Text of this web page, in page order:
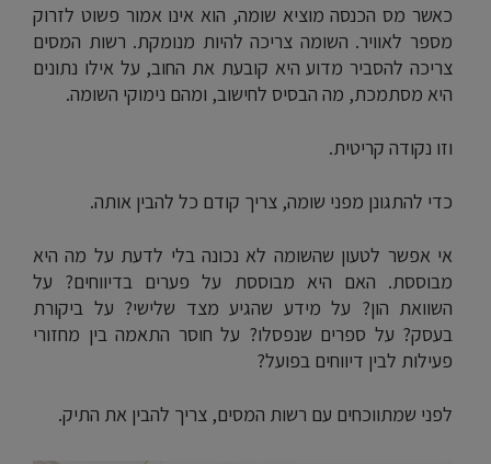
כאשר מס הכנסה מוציא שומה, הוא אינו אמור פשוט לזרוק
מספר לאוויר. השומה צריכה להיות מנומקת. רשות המסים
צריכה להסביר מדוע היא קובעת את החוב, על אילו נתונים
היא מסתמכת, מה הבסיס לחישוב, ומהם נימוקי השומה.
וזו נקודה קריטית.
כדי להתגונן מפני שומה, צריך קודם כל להבין אותה.
אי אפשר לטעון שהשומה לא נכונה בלי לדעת על מה היא
מבוססת. האם היא מבוססת על פערים בדיווחים? על
השוואת הון? על מידע שהגיע מצד שלישי? על ביקורת
בעסק? על ספרים שנפסלו? על חוסר התאמה בין מחזורי
פעילות לבין דיווחים בפועל?
לפני שמתווכחים עם רשות המסים, צריך להבין את התיק.